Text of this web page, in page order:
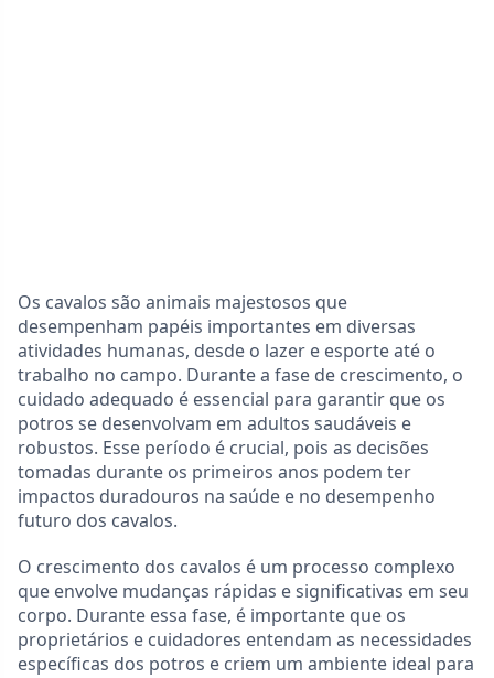
Os cavalos são animais majestosos que
desempenham papéis importantes em diversas
atividades humanas, desde o lazer e esporte até o
trabalho no campo. Durante a fase de crescimento, o
cuidado adequado é essencial para garantir que os
potros se desenvolvam em adultos saudáveis e
robustos. Esse período é crucial, pois as decisões
tomadas durante os primeiros anos podem ter
impactos duradouros na saúde e no desempenho
futuro dos cavalos.
O crescimento dos cavalos é um processo complexo
que envolve mudanças rápidas e significativas em seu
corpo. Durante essa fase, é importante que os
proprietários e cuidadores entendam as necessidades
específicas dos potros e criem um ambiente ideal para